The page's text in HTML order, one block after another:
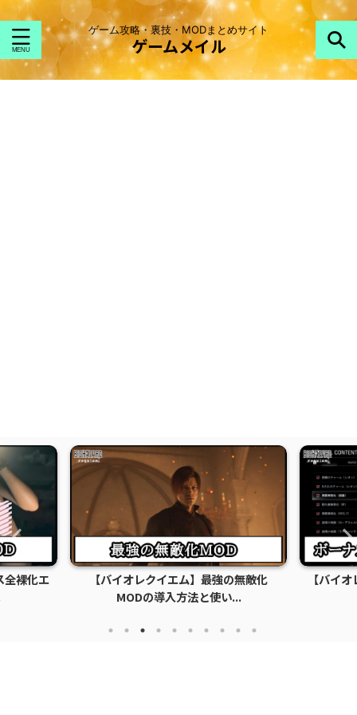
ゲーム攻略・裏技・MODまとめサイト
ゲームメイル
【バイオレクイエム】最強の無敵化
MODの導入方法と使い...
【バイオレクイエム】